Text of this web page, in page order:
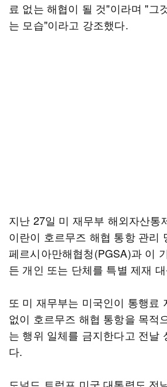
료 없는 해협이 될 것"이라며 "그
는 모습"이라고 강조했다.
지난 27일 미 재무부 해외자산통
이란이 호르무즈 해협 통항 관리
페르시아만해협청(PGSA)과 이
든 개인 또는 단체를 특별 제재
또 미 재무부는 미국인이 통행료
없이 호르무즈 해협 통항을 목적
는 행위 일체를 금지한다고 전날
다.